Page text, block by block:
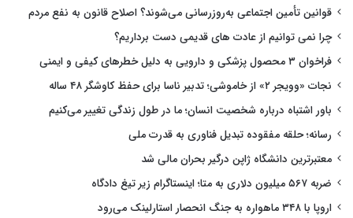
قوانین تأمین اجتماعی به‌روزرسانی می‌شوند؟ اصلاح قانون به نفع مردم
چرا نمی توانیم از عادت های قدیمی دست برداریم؟
فراخوان ۳ محصول پزشکی و دارویی به دلیل خطرهای کیفی و ایمنی
نجات «وویجر ۲» از خاموشی؛ تدبیر ناسا برای حفظ کاوشگر ۴۸ ساله
باور اشتباه درباره شخصیت انسان؛ ما در طول زندگی تغییر می‌کنیم
رسانه؛ حلقه مفقوده تبدیل فناوری به قدرت ملی
معتبرترین دانشگاه ژاپن درگیر بحران مالی شد
ضربه ۵۶۷ میلیون دلاری به متا؛ اینستاگرام زیر تیغ دادگاه
اروپا با ۳۴۸ ماهواره به جنگ انحصار استارلینک می‌رود